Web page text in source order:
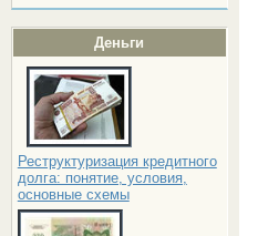
Деньги
Реструктуризация кредитного
долга: понятие, условия,
основные схемы